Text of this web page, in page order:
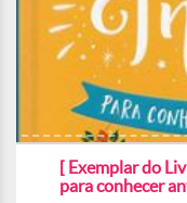
[ Exemplar do
para conhecer